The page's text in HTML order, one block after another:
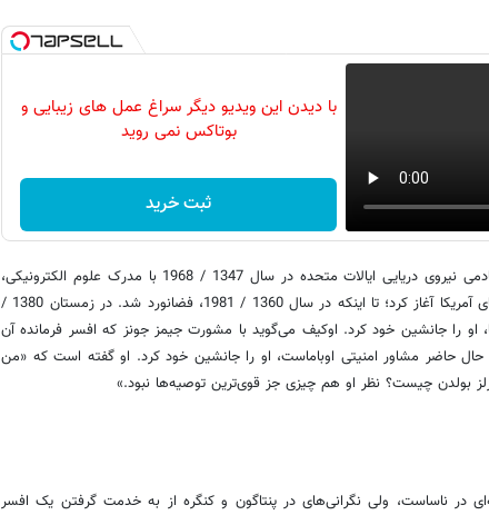
با دیدن این ویدیو دیگر سراغ عمل های زیبایی و
بوتاکس نمی روید
ثبت خرید
بولدن پس از فارغ‌التحصیلی در آکادمی نیروی دریایی ایالات متحده در سال 1347 / 1968 با مدرک علوم الکترونیکی،
حرفه‌اش را با خلبانی در نیروی دریای آمریکا آغاز کرد؛ تا اینکه در سال 1360 / 1981، فضانورد شد. در زمستان 1380 /
او را جانشین خود کرد.‌ اوکیف می‌گوید با مشورت جیمز جونز که افسر فرمانده آن
حال حاضر مشاور امنیتی اوباماست، او را جانشین خود کرد. او گفته است که «من
بولدن چیست؟ نظر او هم چیزی جز قوی‌ترین توصیه‌ها نبود.»
در ناساست، ولی نگرانی‌های در پنتاگون و کنگره از به خدمت گرفتن یک افسر